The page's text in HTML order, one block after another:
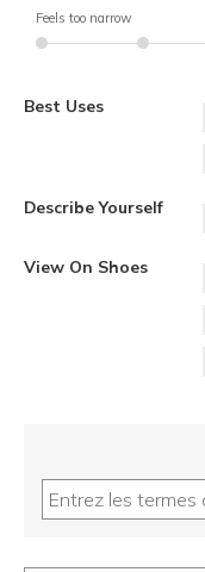
Feels too narrow
Best Uses
Describe Yourself
View On Shoes